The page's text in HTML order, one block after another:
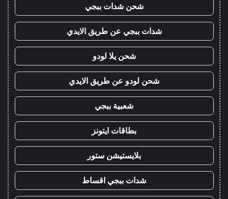
شحن شدات ببجي
شدات ببجي عن طريق الايدي
شحن يلا لودو
شحن لودو عن طريق الايدي
شعبية ببجي
بطاقات ايتونز
بلايستيشن ستور
شدات ببجي اقساط